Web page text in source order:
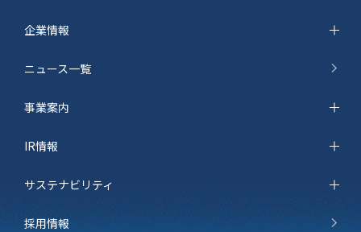
企業情報
ニュース一覧
事業案内
IR情報
サステナビリティ
採用情報